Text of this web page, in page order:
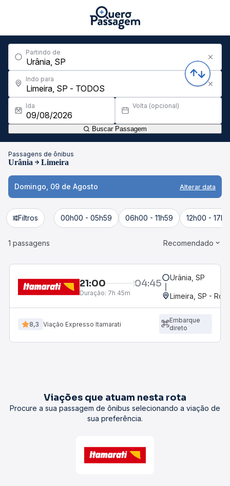
Partindo de
Indo para
Ida Volta (opcional)
Buscar Passagem
Passagens de ônibus
Urânia Limeira
Domingo, 09 de Agosto Alterar data
Filtros 00h00 - 05h59 06h00 - 11h59 12h00 -
1 passagens Recomendado
21:00 04:45
Duração: 7h 45m
Urânia, SP
Limeira, SP -
8,3 Viação Expresso Itamarati
Embarque
direto
Viações que atuam nesta rota
Procure a sua passagem de ônibus selecionando a viação de
sua preferência.